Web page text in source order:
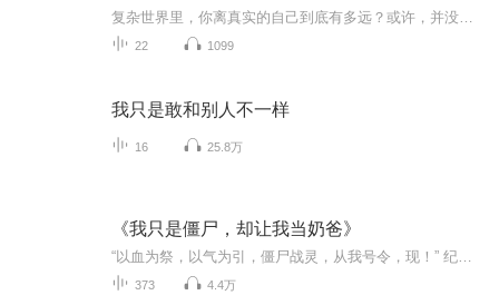
22 1099
我只是敢和别人不一样
16 25.8万
《我只是僵尸，却让我当奶爸》
373 4.4万